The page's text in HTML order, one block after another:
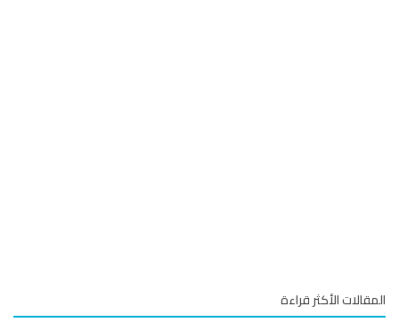
الأكثر قراءة